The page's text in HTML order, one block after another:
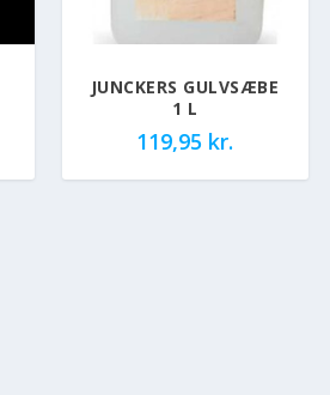
JUNCKERS GULVSÆBE
1 L
119,95 kr.